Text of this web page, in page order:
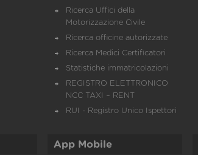
Ricerca Uffici della
Motorizzazione Civile
Ricerca officine autorizzate
Ricerca Medici Certificatori
Statistiche immatricolazioni
REGISTRO ELETTRONICO
NCC TAXI – RENT
RUI - Registro Unico Ispettori
App Mobile